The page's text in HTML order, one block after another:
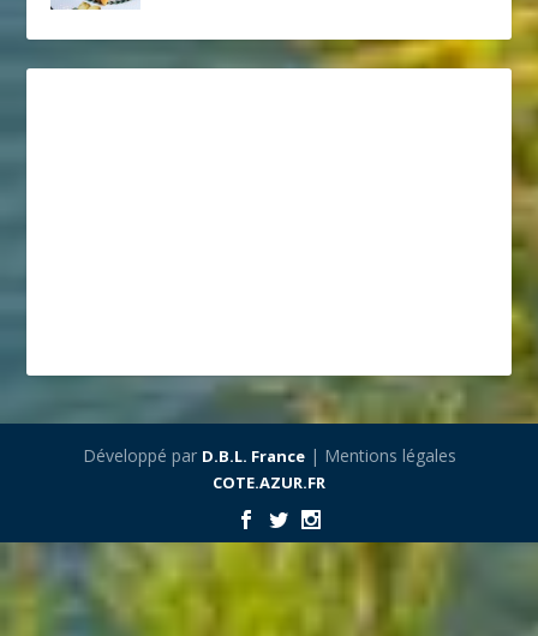
Développé par D.B.L. France| Mentions légales
COTE.AZUR.FR